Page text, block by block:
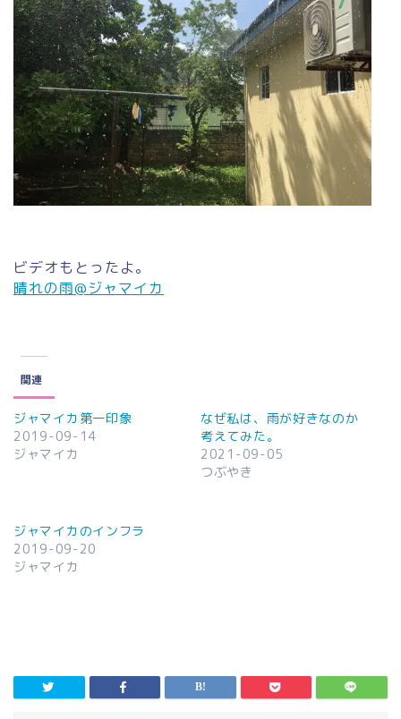
ビデオもとったよ。
晴れの雨@ジャマイカ
関連
ジャマイカ第一印象
2019-09-14
ジャマイカ
なぜ私は、雨が好きなのか
考えてみた。
2021-09-05
つぶやき
ジャマイカのインフラ
2019-09-20
ジャマイカ